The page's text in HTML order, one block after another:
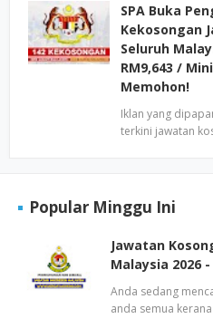
SPA Buka
Kekosongan
Seluruh
RM9,643 /
Memohon!
Iklan yang
terkini jawatan
Popular Minggu Ini
Jawatan
Malaysia 2026
Anda sedang
anda semua